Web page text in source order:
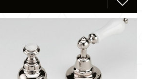
и граверы формируют и
деликатно и точно, каждый элемент
и серебряного искусства,
эстетику с эргономикой.
превращает дизайн сантехники в
искусство. Каждое творение